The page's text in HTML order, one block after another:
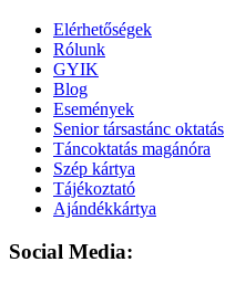
Elérhetőségek
Rólunk
GYIK
Blog
Események
Senior társastánc oktatás
Táncoktatás magánóra
Szép kártya
Tájékoztató
Ajándékkártya
Social Media: